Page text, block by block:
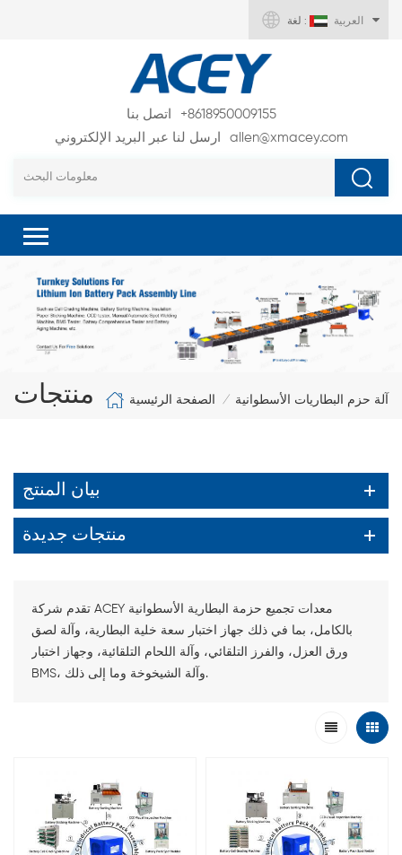
لغة : العربية
اتصل بنا
+8618950009155
ارسل لنا عبر البريد الإلكتروني
allen@xmacey.com
منتجات الصفحة الرئيسية / آلة حزم البطاريات الأسطوانية
بيان المنتج
منتجات جديدة
تقدم شركة ACEY معدات تجميع حزمة البطارية الأسطوانية
بالكامل، بما في ذلك جهاز اختبار سعة خلية البطارية، وآلة لصق
ورق العزل، والفرز التلقائي، وآلة اللحام التلقائية، وجهاز اختبار
BMS، وآلة الشيخوخة وما إلى ذلك.